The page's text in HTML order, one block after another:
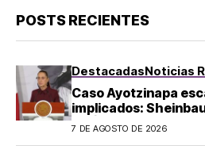
POSTS RECIENTES
DestacadasNoticias
Caso Ayotzinapa
implicados:
de Ángel Aguirre
7 DE AGOSTO DE 2026